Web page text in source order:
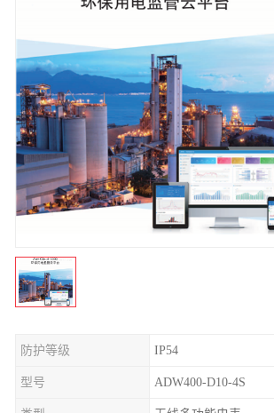
防护等级 IP54
型号 ADW400-D10-4S